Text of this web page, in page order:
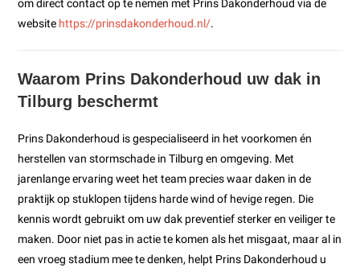
om direct contact op te nemen met Prins Dakonderhoud via de
website https://prinsdakonderhoud.nl/.
Waarom Prins Dakonderhoud uw dak in
Tilburg beschermt
Prins Dakonderhoud is gespecialiseerd in het voorkomen én
herstellen van stormschade in Tilburg en omgeving. Met
jarenlange ervaring weet het team precies waar daken in de
praktijk op stuklopen tijdens harde wind of hevige regen. Die
kennis wordt gebruikt om uw dak preventief sterker en veiliger te
maken. Door niet pas in actie te komen als het misgaat, maar al in
een vroeg stadium mee te denken, helpt Prins Dakonderhoud u